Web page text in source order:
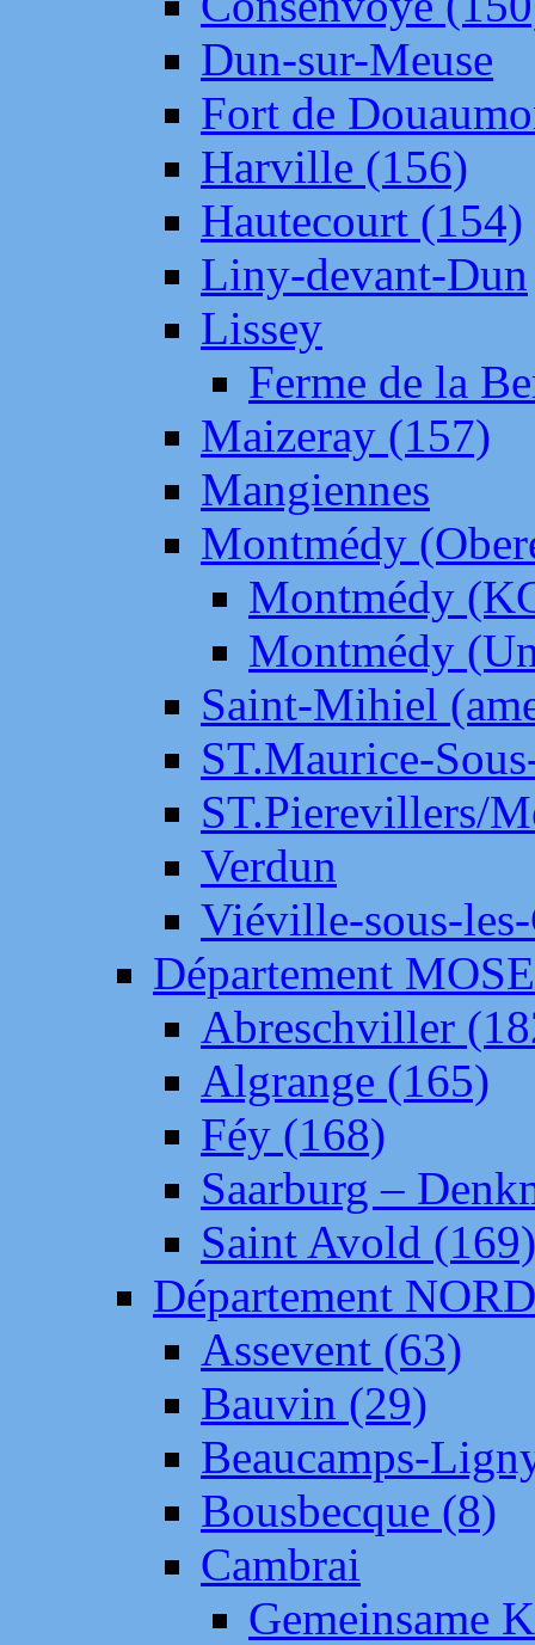
Dun-sur-Meuse
Fort de
Harville (156)
Hautecourt (154)
Liny-devant-Dun
Lissey
Ferme de la
Maizeray (157)
Mangiennes
Montmédy
Montmédy
Montmédy
Saint-Mihiel
ST.Maurice-
ST.Pierevillers/
Verdun
Viéville-sous-
Département
Abreschviller
Algrange (165)
Féy (168)
Saarburg –
Saint Avold (169)
Département NORD
Assevent (63)
Bauvin (29)
Beaucamps-
Bousbecque (8)
Cambrai
Gemeinsame